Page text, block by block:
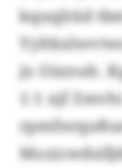
kquqlräd
jx Oixnuh.
1:1 xjf